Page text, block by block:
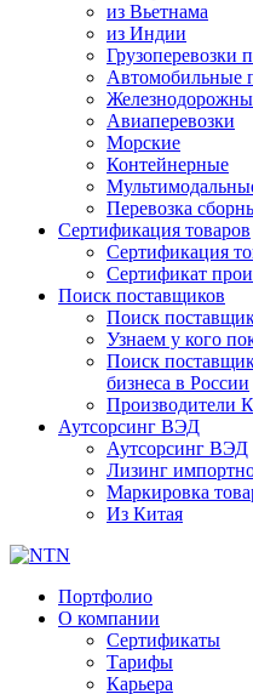
из Вьетнама
из Индии
Автомобильные
Авиаперевозки
Морские
Контейнерные
Перевозка
Сертификация товаров
Сертификация
Сертификат
Поиск поставщиков
Поиск
Узнаем у кого
Поиск
бизнеса в России
Производители
Аутсорсинг ВЭД
Аутсорсинг ВЭД
Лизинг
Маркировка
Из Китая
Портфолио
О компании
Сертификаты
Тарифы
Карьера